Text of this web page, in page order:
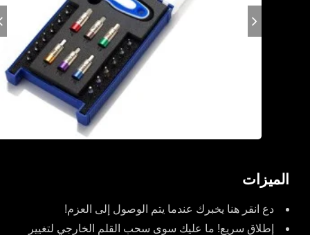
الميزات
دع انقر هنا يخبرك عندما يتم الوصول إلى العزم!
إطلاق سريع! ما عليك سوى سحب القلم الخارجي لتغيير